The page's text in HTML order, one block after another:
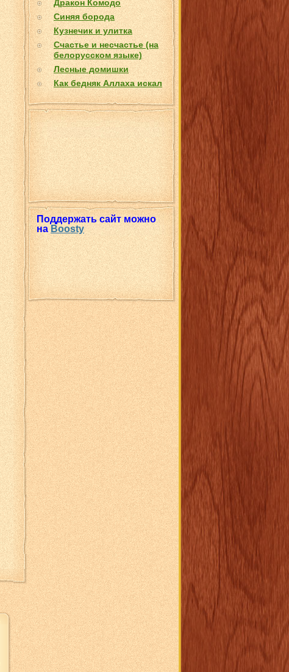
Дракон Комодо
Синяя борода
Кузнечик и улитка
Счастье и несчастье (на
белорусском языке)
Лесные домишки
Как бедняк Аллаха искал
Поддержать сайт можно
наBoosty